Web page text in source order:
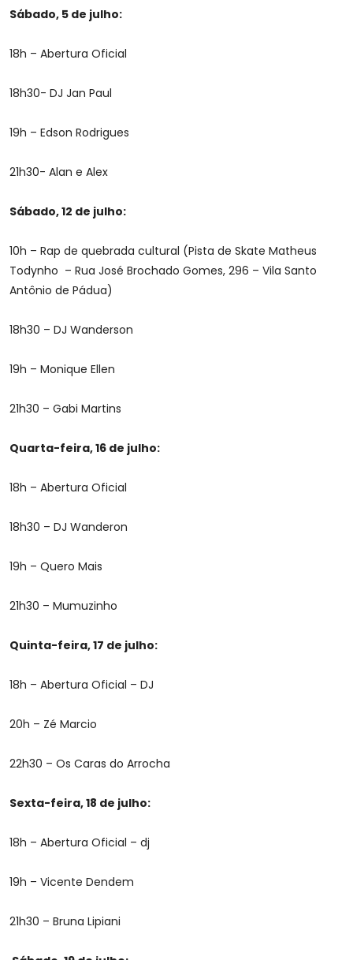
Sábado, 5 de julho:
18h – Abertura Oficial
18h30- DJ Jan Paul
19h – Edson Rodrigues
21h30- Alan e Alex
Sábado, 12 de julho:
10h – Rap de quebrada cultural (Pista de Skate Matheus
Todynho – Rua José Brochado Gomes, 296 – Vila Santo
Antônio de Pádua)
18h30 – DJ Wanderson
19h – Monique Ellen
21h30 – Gabi Martins
Quarta-feira, 16 de julho:
18h – Abertura Oficial
18h30 – DJ Wanderon
19h – Quero Mais
21h30 – Mumuzinho
Quinta-feira, 17 de julho:
18h – Abertura Oficial – DJ
20h – Zé Marcio
22h30 – Os Caras do Arrocha
Sexta-feira, 18 de julho:
18h – Abertura Oficial – dj
19h – Vicente Dendem
21h30 – Bruna Lipiani